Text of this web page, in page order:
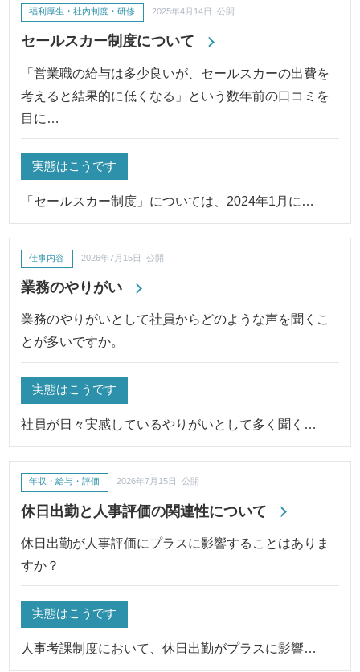
セールスカー制度について
福利厚生・社内制度・研修 2025年4月14日 公開
「営業職の給与は多少良いが、セールスカーの出費を
考えると結果的に低くなる」という数年前の口コミを
目に…
実態はこうです
「セールスカー制度」については、2024年1月に…
業務のやりがい
仕事内容 2026年7月15日 公開
業務のやりがいとして社員からどのような声を聞くこ
とが多いですか。
実態はこうです
社員が日々実感しているやりがいとして多く聞く…
休日出勤と人事評価の関連性について
年収・給与・評価 2026年7月15日 公開
休日出勤が人事評価にプラスに影響することはありま
すか？
実態はこうです
人事考課制度において、休日出勤がプラスに影響…